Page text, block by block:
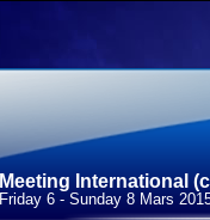
Meeting International
Friday 6 - Sunday 8 Mars